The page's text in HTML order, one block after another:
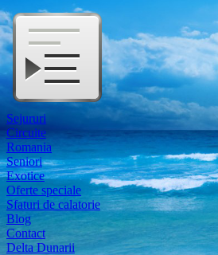
Sejururi
Circuite
Romania
Seniori
Exotice
Oferte speciale
Sfaturi de calatorie
Blog
Contact
Delta Dunarii